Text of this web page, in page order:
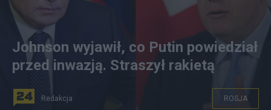
Johnson wyjawił, co Putin powiedział
przed inwazją. Straszył rakietą
Redakcja ROSJA